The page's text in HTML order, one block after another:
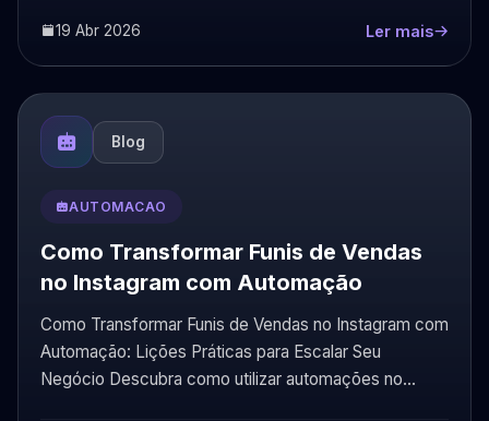
19 Abr 2026 Ler mais
Blog
AUTOMACAO
Como Transformar Funis de Vendas
no Instagram com Automação
Como Transformar Funis de Vendas no Instagram com
Automação: Lições Práticas para Escalar Seu
Negócio Descubra como utilizar automações no